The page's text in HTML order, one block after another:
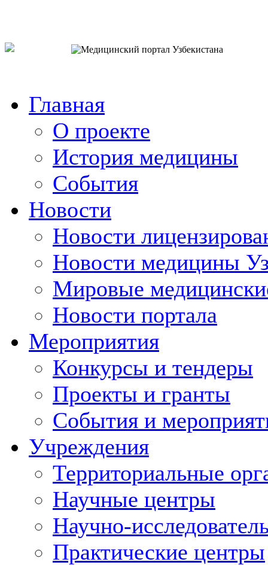
Главная
О проекте
История медицины
События
Новости
Новости
Новости медицины
Мировые
Новости портала
Мероприятия
Конкурсы и тендеры
Проекты и гранты
События и
Учреждения
Территориальные
Научные центры
Научно-
Практические центры